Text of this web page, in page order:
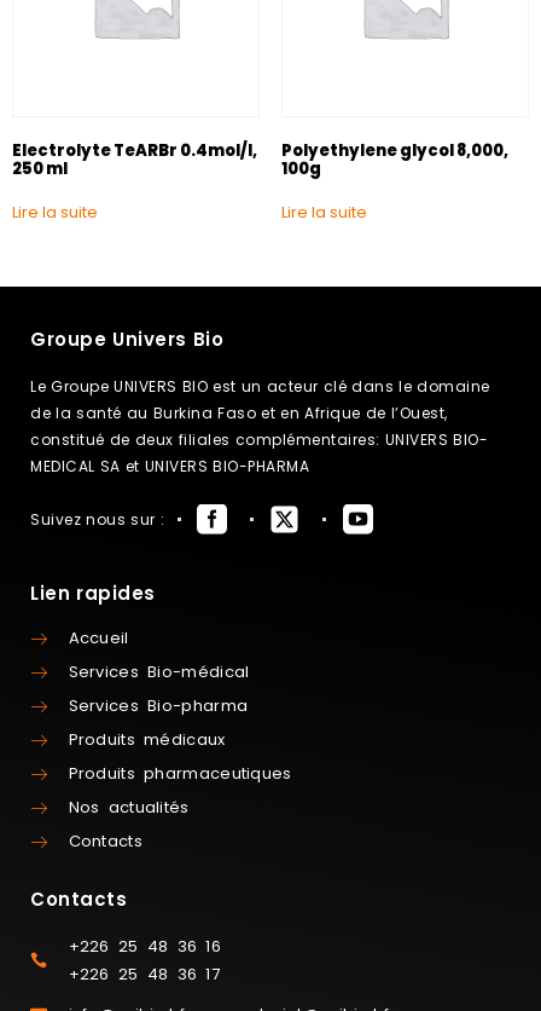
Electrolyte TeARBr 0.4mol/I,
250 ml
Lire la suite
Polyethylene glycol 8,000,
100g
Lire la suite
Groupe Univers Bio
Le Groupe UNIVERS BIO est un acteur clé dans le domaine
de la santé au Burkina Faso et en Afrique de l’Ouest,
constitué de deux filiales complémentaires: UNIVERS BIO-
MEDICAL SA et UNIVERS BIO-PHARMA
Suivez nous sur :
Lien rapides
Accueil
Services Bio-médical
Services Bio-pharma
Produits médicaux
Produits pharmaceutiques
Nos actualités
Contacts
Contacts
+226 25 48 36 16
+226 25 48 36 17